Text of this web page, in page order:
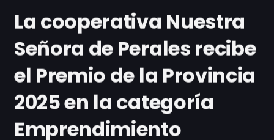
La cooperativa Nuestra
Señora de Perales recibe
el Premio de la Provincia
2025 en la categoría
Emprendimiento